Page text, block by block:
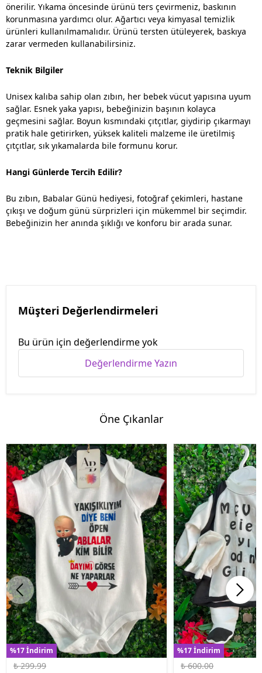
önerilir. Yıkama öncesinde ürünü ters çevirmeniz, baskının
korunmasına yardımcı olur. Ağartıcı veya kimyasal temizlik
ürünleri kullanılmamalıdır. Ürünü tersten ütüleyerek, baskıya
zarar vermeden kullanabilirsiniz.
Teknik Bilgiler
Unisex kalıba sahip olan zıbın, her bebek vücut yapısına uyum
sağlar. Esnek yaka yapısı, bebeğinizin başının kolayca
geçmesini sağlar. Boyun kısmındaki çıtçıtlar, giydirip çıkarmayı
pratik hale getirirken, yüksek kaliteli malzeme ile üretilmiş
çıtçıtlar, sık yıkamalarda bile formunu korur.
Hangi Günlerde Tercih Edilir?
Bu zıbın, Babalar Günü hediyesi, fotoğraf çekimleri, hastane
çıkışı ve doğum günü sürprizleri için mükemmel bir seçimdir.
Bebeğinizin her anında şıklığı ve konforu bir arada sunar.
Müşteri Değerlendirmeleri
Bu ürün için değerlendirme yok
Değerlendirme Yazın
Öne Çıkanlar
%17 İndirim
₺ 299.99
%17 İndirim
₺ 600.00